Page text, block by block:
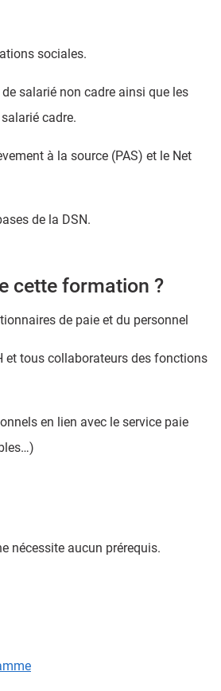
sociales.
salarié non cadre ainsi que les
cadre.
à la source (PAS) et le Net
de la DSN.
cette formation ?
de paie et du personnel
et tous collaborateurs des fonctions
en lien avec le service paie
nécessite aucun prérequis.